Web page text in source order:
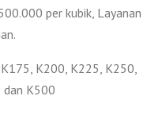
per kubik, Layanan
K200, K225, K250,
K500